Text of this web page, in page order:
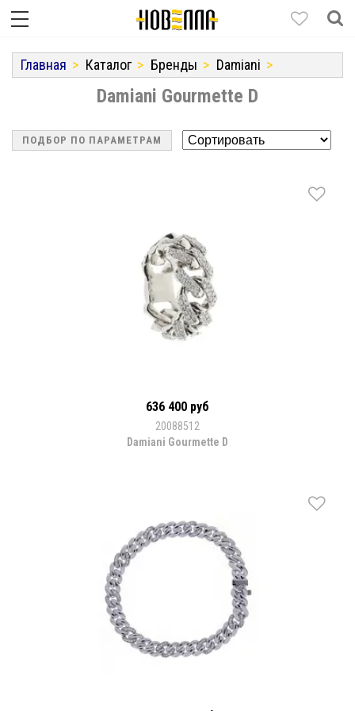
Главная Каталог Бренды Damiani
Damiani Gourmette D
ПОДБОР ПО ПАРАМЕТРАМ
636 400 руб
20088512
Damiani Gourmette D